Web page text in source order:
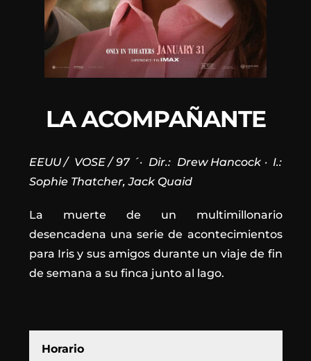
LA ACOMPAÑANTE
EEUU / VOSE / 97 ´· Dir.: Drew Hancock · I.:
Sophie Thatcher, Jack Quaid
La muerte de un multimillonario
desencadena una serie de acontecimientos
para Iris y sus amigos durante un viaje de fin
de semana a su finca junto al lago.
Horario